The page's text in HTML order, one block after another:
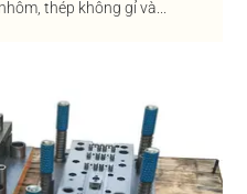
thép không gỉ và...